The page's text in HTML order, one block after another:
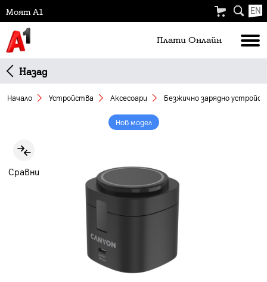
Моят А1 EN
Плати Oнлайн
Назад
Начало Устройства Аксесоари Безжично зарядно
Нов модел
Сравни